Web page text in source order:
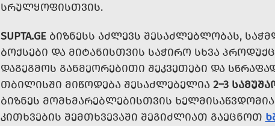
ᲡᲠᲣᲚᲧᲝᲤᲘᲡᲗᲕᲘᲡ.
SUPTA.GEᲑᲘᲖᲜᲔᲡᲡ ᲐᲫᲚᲔᲕᲡ ᲨᲔᲡᲐᲫᲚᲔᲑᲚᲝᲑᲐᲡ,
ᲑᲝᲥᲡᲔᲑᲘ ᲓᲐ ᲛᲘᲢᲐᲜᲘᲡᲗᲕᲘᲡ ᲡᲐᲭᲘᲠᲝ ᲡᲮᲕᲐ
ᲓᲐᲒᲔᲒᲛᲝᲡ ᲒᲐᲜᲛᲔᲝᲠᲔᲑᲘᲗᲘ ᲨᲔᲙᲕᲔᲗᲔᲑᲘ ᲓᲐ
ᲗᲑᲘᲚᲘᲡᲨᲘ ᲛᲘᲬᲝᲓᲔᲑᲐ ᲨᲔᲡᲐᲫᲚᲔᲑᲔᲚᲘᲐ 2–3
ᲑᲘᲖᲜᲔᲡ ᲛᲝᲛᲮᲛᲐᲠᲔᲑᲚᲔᲑᲘᲡᲗᲕᲘᲡ ᲮᲔᲚᲛᲘᲡᲐᲬᲕᲓᲝᲛᲘᲐ
ᲙᲘᲗᲮᲕᲔᲑᲘᲡ ᲨᲔᲛᲗᲮᲕᲔᲕᲐᲨᲘ ᲨᲔᲒᲘᲫᲚᲘᲐᲗ ᲒᲐᲔᲪᲜᲝᲗ